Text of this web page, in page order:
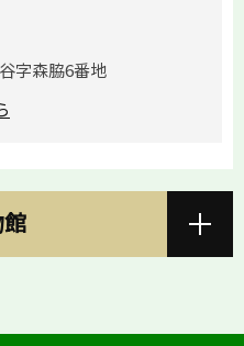
字森脇6番地